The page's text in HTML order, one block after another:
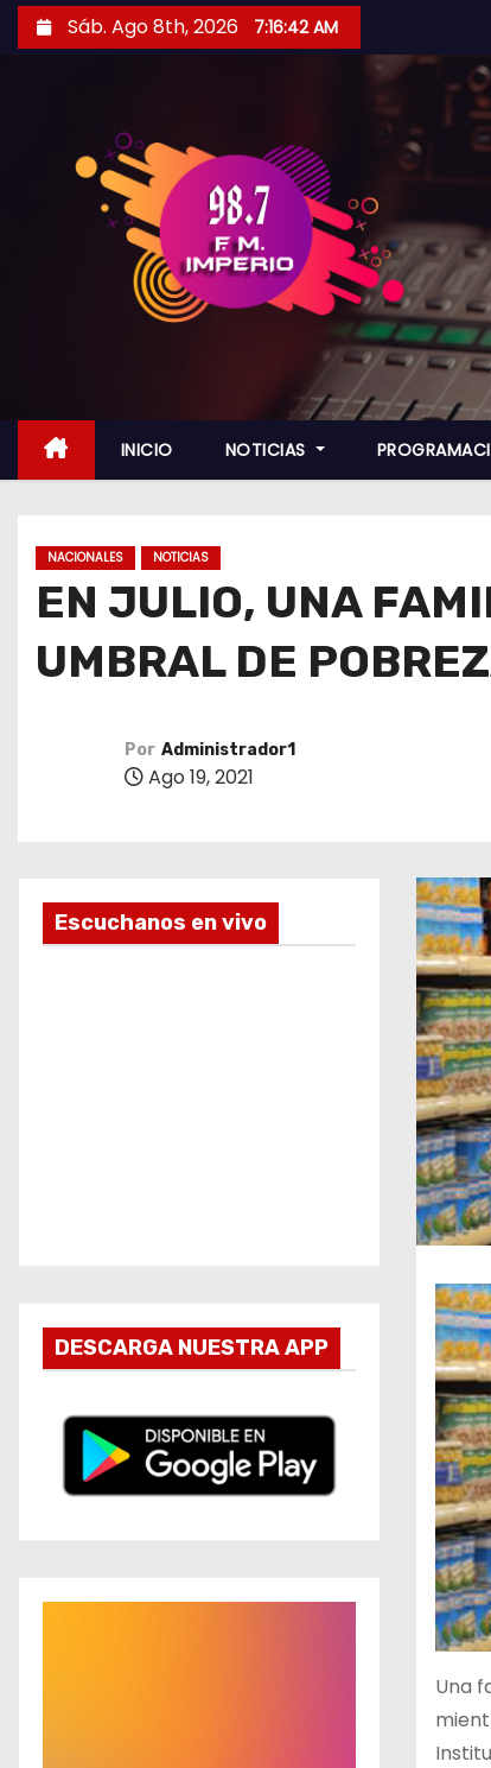
i
Sáb. Ago 8th, 2026 7:16:43 AM
INICIO NOTICIAS
NACIONALES NOTICIAS
EN JULIO, UNA
UMBRAL DE
Por Administrador1
Ago 19, 2021
Escuchanos en vivo
DESCARGA NUESTRA APP
Una